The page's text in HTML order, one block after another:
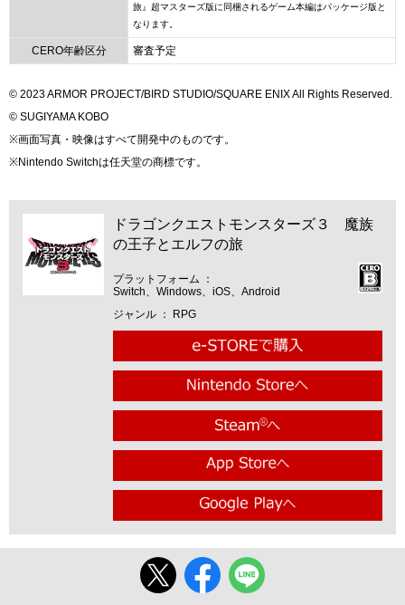
旅』超マスターズ版に同梱されるゲーム本編はパッケージ版と
なります。
CERO年齢区分 審査予定
© 2023 ARMOR PROJECT/BIRD STUDIO/SQUARE ENIX All Rights Reserved.
© SUGIYAMA KOBO
※画面写真・映像はすべて開発中のものです。
※Nintendo Switchは任天堂の商標です。
ドラゴンクエストモンスターズ３ 魔族
の王子とエルフの旅
プラットフォーム
Switch、Windows、iOS、Android
ジャンル
RPG